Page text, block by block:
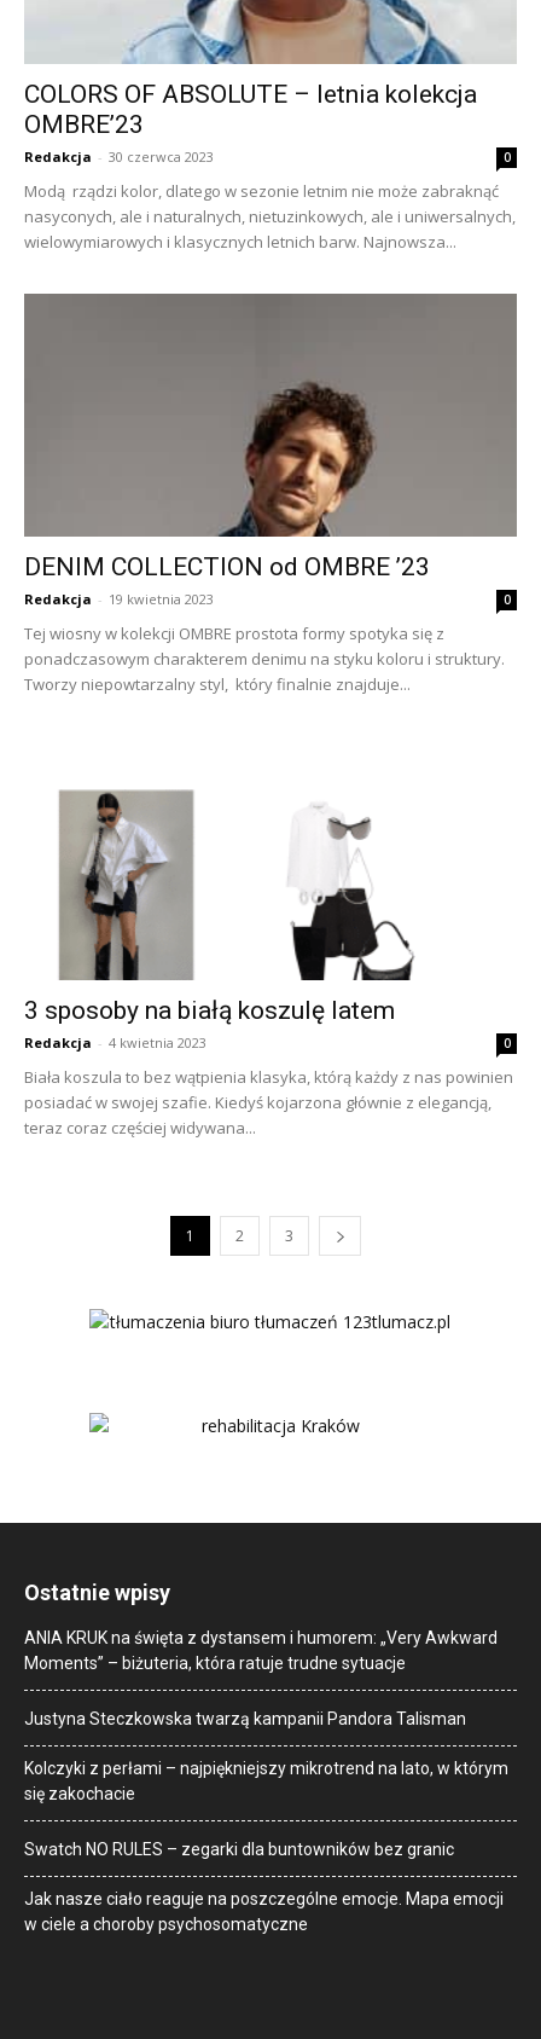
COLORS OF ABSOLUTE – letnia kolekcja
OMBRE’23
Redakcja - 30 czerwca 2023 0
Modą rządzi kolor, dlatego w sezonie letnim nie może zabraknąć
nasyconych, ale i naturalnych, nietuzinkowych, ale i uniwersalnych,
wielowymiarowych i klasycznych letnich barw. Najnowsza...
DENIM COLLECTION od OMBRE ’23
Redakcja - 19 kwietnia 2023 0
Tej wiosny w kolekcji OMBRE prostota formy spotyka się z
ponadczasowym charakterem denimu na styku koloru i struktury.
Tworzy niepowtarzalny styl, który finalnie znajduje...
3 sposoby na białą koszulę latem
Redakcja - 4 kwietnia 2023 0
Biała koszula to bez wątpienia klasyka, którą każdy z nas powinien
posiadać w swojej szafie. Kiedyś kojarzona głównie z elegancją,
teraz coraz częściej widywana...
1 2 3
Ostatnie wpisy
ANIA KRUK na święta z dystansem i humorem: „Very Awkward
Moments” – biżuteria, która ratuje trudne sytuacje
Justyna Steczkowska twarzą kampanii Pandora Talisman
Kolczyki z perłami – najpiękniejszy mikrotrend na lato, w którym
się zakochacie
Swatch NO RULES – zegarki dla buntowników bez granic
Jak nasze ciało reaguje na poszczególne emocje. Mapa emocji
w ciele a choroby psychosomatyczne